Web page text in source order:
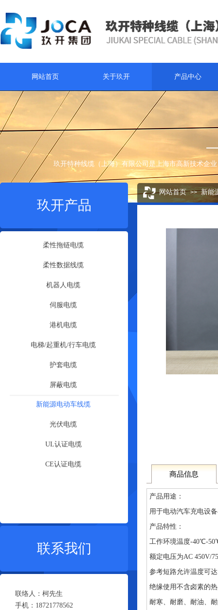
网站首页 关于玖开 产品中心
网站首页 >> 新能
玖开特种线缆（上海）有限公司是上海市高新技术企
玖开产品
联系我们
联络人：柯先生
手机：18721778562
柔性拖链电缆
柔性数据线缆
机器人电缆
伺服电缆
港机电缆
电梯/起重机/行车电缆
护套电缆
屏蔽电缆
新能源电动车线缆
光伏电缆
UL认证电缆
CE认证电缆
商品信息
产品用途：
用于电动汽车充电设
产品特性：
工作环境温度-40℃-
额定电压为AC 450V/
参考短路允许温度可
绝缘使用不含卤素的
耐寒、耐磨、耐油、